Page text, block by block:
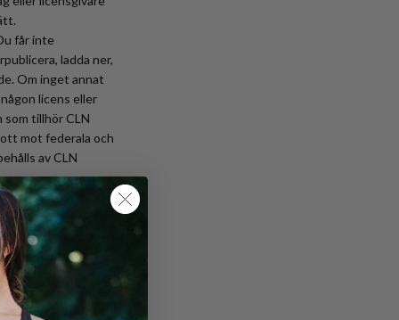
får inte
ladda ner,
Om inget annat
licens eller
tillhör CLN
mot federala och
av CLN
tillhör CLN
föregående skriftligt
är varumärken
Tjänsterna är